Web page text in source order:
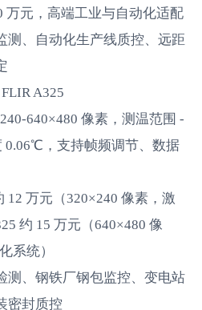
万元，高端工业与自动化适配
测、自动化生产线质控、远距
A325
640×480 像素，测温范围 -
，支持帧频调节、数据
12 万元（320×240 像素，激
约 15 万元（640×480 像
系统）
测、钢铁厂钢包监控、变电站
密封质控